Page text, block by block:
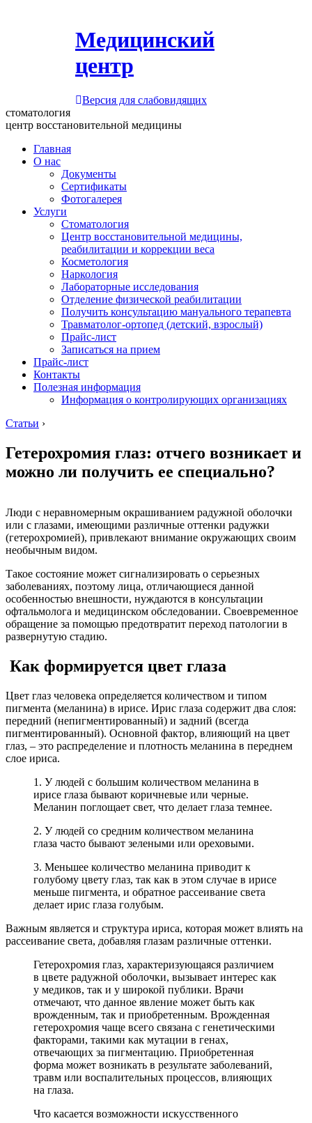
Медицинский
центр
Версия для слабовидящих
стоматология
центр восстановительной медицины
Главная
О нас
Документы
Сертификаты
Фотогалерея
Услуги
Стоматология
Центр восстановительной медицины,
реабилитации и коррекции веса
Косметология
Наркология
Лабораторные исследования
Отделение физической реабилитации
Получить консультацию мануального терапевта
Травматолог-ортопед (детский, взрослый)
Прайс-лист
Записаться на прием
Прайс-лист
Контакты
Полезная информация
Информация о контролирующих организациях
Статьи ›
Гетерохромия глаз: отчего возникает и
можно ли получить ее специально?
Люди с неравномерным окрашиванием радужной оболочки
или с глазами, имеющими различные оттенки радужки
(гетерохромией), привлекают внимание окружающих своим
необычным видом.
Такое состояние может сигнализировать о серьезных
заболеваниях, поэтому лица, отличающиеся данной
особенностью внешности, нуждаются в консультации
офтальмолога и медицинском обследовании. Своевременное
обращение за помощью предотвратит переход патологии в
развернутую стадию.
Как формируется цвет глаза
Цвет глаз человека определяется количеством и типом
пигмента (меланина) в ирисе. Ирис глаза содержит два слоя:
передний (непигментированный) и задний (всегда
пигментированный). Основной фактор, влияющий на цвет
глаз, – это распределение и плотность меланина в переднем
слое ириса.
1. У людей с большим количеством меланина в
ирисе глаза бывают коричневые или черные.
Меланин поглощает свет, что делает глаза темнее.
2. У людей со средним количеством меланина
глаза часто бывают зелеными или ореховыми.
3. Меньшее количество меланина приводит к
голубому цвету глаз, так как в этом случае в ирисе
меньше пигмента, и обратное рассеивание света
делает ирис глаза голубым.
Важным является и структура ириса, которая может влиять на
рассеивание света, добавляя глазам различные оттенки.
Гетерохромия глаз, характеризующаяся различием
в цвете радужной оболочки, вызывает интерес как
у медиков, так и у широкой публики. Врачи
отмечают, что данное явление может быть как
врожденным, так и приобретенным. Врожденная
гетерохромия чаще всего связана с генетическими
факторами, такими как мутации в генах,
отвечающих за пигментацию. Приобретенная
форма может возникать в результате заболеваний,
травм или воспалительных процессов, влияющих
на глаза.
Что касается возможности искусственного